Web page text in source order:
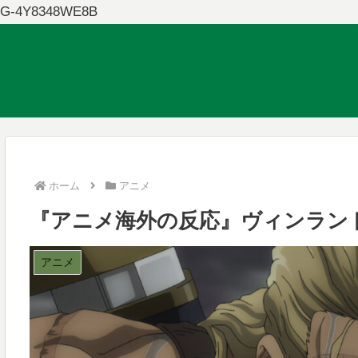
G-4Y8348WE8B
ホーム アニメ
『アニメ海外の反応』ヴィン
アニメ